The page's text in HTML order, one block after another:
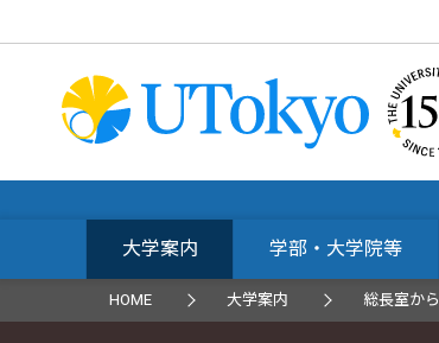
大学案内 学部・大学院等
HOME 大学案内 総長室から